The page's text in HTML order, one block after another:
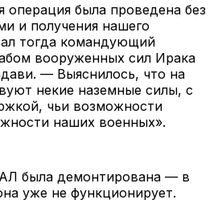
операция была проведена без
и получения нашего
тогда командующий
вооруженных сил Ирака
— Выяснилось, что на
некие наземные силы, с
чьи возможности
наших военных».
была демонтирована — в
уже не функционирует.